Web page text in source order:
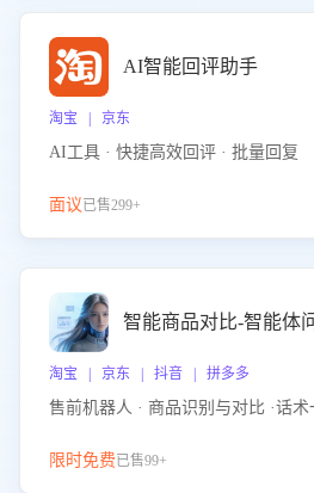
AI智能回评助手
淘宝 | 京东
AI工具 · 快捷高效回评 · 批量回复
面议已售299+
智能商品对比-智能体
淘宝 | 京东 | 抖音 | 拼多多
售前机器人 · 商品识别与对比 ·话
限时免费已售99+